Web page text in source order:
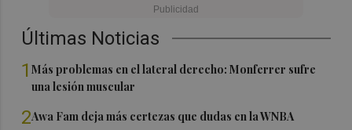
Últimas Noticias
1Más problemas en el lateral derecho: Monferrer sufre
una lesión muscular
2Awa Fam deja más certezas que dudas en la WNBA